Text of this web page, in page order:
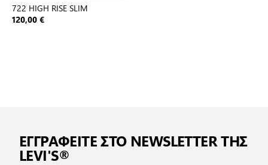
722 HIGH RISE SLIM
120,00 €
ΕΓΓΡΑΦΕΙΤΕ ΣΤΟ NEWSLETTER ΤΗΣ
LEVI'S®